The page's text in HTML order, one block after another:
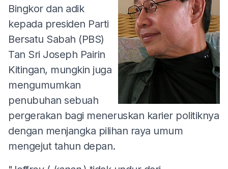
Bingkor dan adik
kepada presiden Parti
Bersatu Sabah (PBS)
Tan Sri Joseph Pairin
Kitingan, mungkin juga
mengumumkan
penubuhan sebuah
pergerakan bagi meneruskan karier politiknya
dengan menjangka pilihan raya umum
mengejut tahun depan.